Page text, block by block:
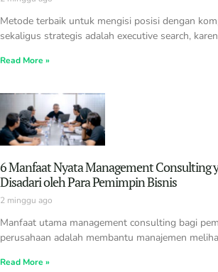
Metode terbaik untuk mengisi posisi dengan
sekaligus strategis adalah executive search,
Read More »
6 Manfaat Nyata Management Consulting
Disadari oleh Para Pemimpin Bisnis
2 minggu ago
Manfaat utama management consulting bagi
perusahaan adalah membantu manajemen
Read More »